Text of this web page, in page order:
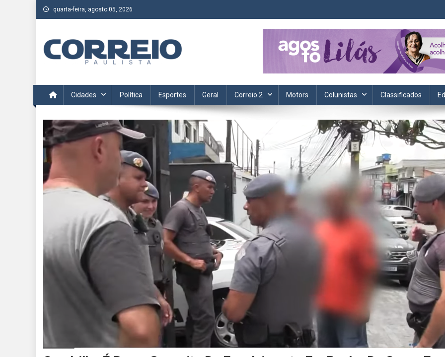
Skip
to
quarta-feira, agosto 05, 2026
Acompanhe as últimas notícias da região no Correio Paulista. Informação, política, saúde, economia, esportes e cotidiano.
Cidades Política Esportes Geral Correio 2 Motors Colunistas Classificados